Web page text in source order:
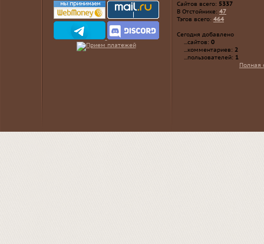
Сайтов всего: 5337
В Отстойнике: 47
Тэгов всего: 464
Сегодня добавлено
...сайтов: 0
...комментариев: 2
...пользователей: 1
Полная